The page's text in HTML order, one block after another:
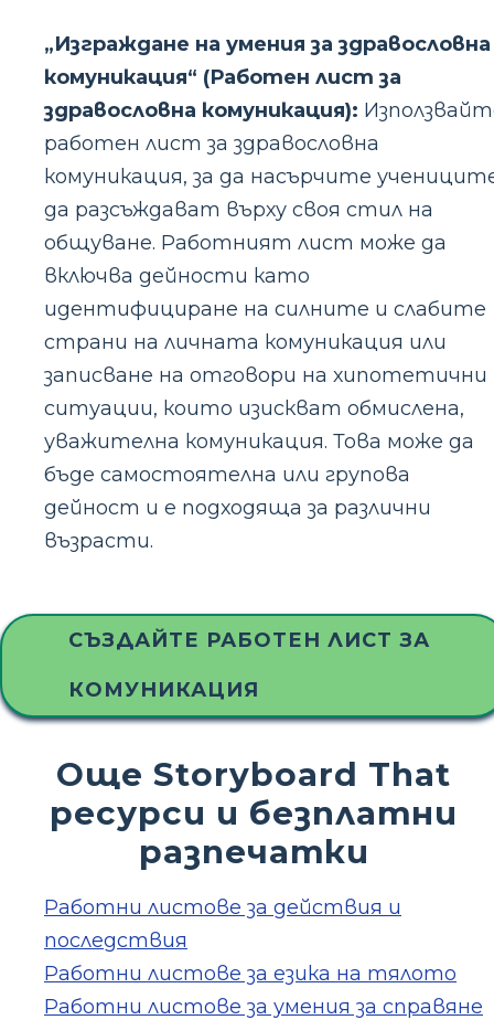
„Изграждане на умения за здравословна
комуникация“ (Работен лист за
здравословна комуникация):
работен лист за здравословна
комуникация, за да насърчите
да разсъждават върху своя стил на
общуване. Работният лист може да
включва дейности като
идентифициране на силните и слабите
страни на личната комуникация или
записване на отговори на хипотетични
ситуации, които изискват обмислена,
уважителна комуникация. Това може да
бъде самостоятелна или групова
дейност и е подходяща за различни
възрасти.
СЪЗДАЙТЕ РАБОТЕН ЛИСТ ЗА
КОМУНИКАЦИЯ
Още Storyboard That
ресурси и безплатни
разпечатки
Работни листове за действия и
последствия
Работни листове за езика на тялото
Работни листове за умения за справяне